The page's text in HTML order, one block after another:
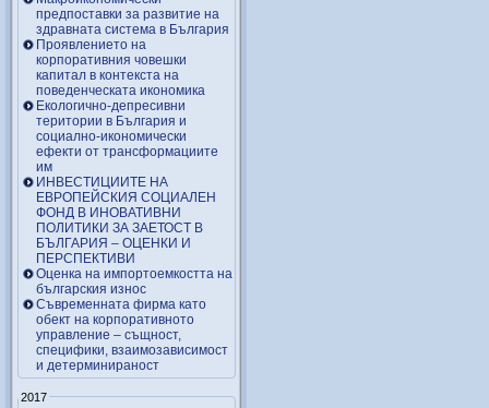
предпоставки за развитие на
здравната система в България
Проявлението на
корпоративния човешки
капитал в контекста на
поведенческата икономика
Екологично-депресивни
територии в България и
социално-икономически
ефекти от трансформациите
им
ИНВЕСТИЦИИТЕ НА
ЕВРОПЕЙСКИЯ СОЦИАЛЕН
ФОНД В ИНОВАТИВНИ
ПОЛИТИКИ ЗА ЗАЕТОСТ В
БЪЛГАРИЯ – OЦЕНКИ И
ПЕРСПЕКТИВИ
Оценка на импортоемкостта на
българския износ
Съвременната фирма като
обект на корпоративното
управление – същност,
специфики, взаимозависимост
и детерминираност
2017